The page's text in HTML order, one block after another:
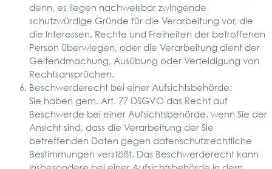
denn, es liegen nachweisbar zwingende
schutzwürdige Gründe für die Verarbeitung vor, die
die Interessen, Rechte und Freiheiten der betroffenen
Person überwiegen, oder die Verarbeitung dient der
Geltendmachung, Ausübung oder Verteidigung von
Rechtsansprüchen.
Beschwerderecht bei einer Aufsichtsbehörde:
Sie haben gem. Art. 77 DSGVO das Recht auf
Beschwerde bei einer Aufsichtsbehörde, wenn Sie der
Ansicht sind, dass die Verarbeitung der Sie
betreffenden Daten gegen datenschutzrechtliche
Bestimmungen verstößt. Das Beschwerderecht kann